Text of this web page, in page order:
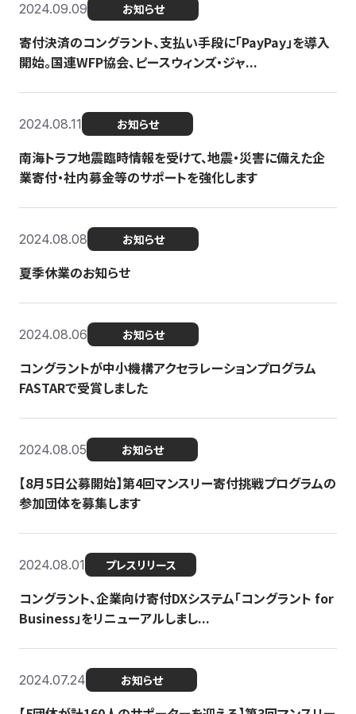
2024.09.09 お知らせ
寄付決済のコングラント、支払い手段に「PayPay」を導入
開始。国連WFP協会、ピースウィンズ・ジャ...
2024.08.11 お知らせ
南海トラフ地震臨時情報を受けて、地震・災害に備えた企
業寄付・社内募金等のサポートを強化します
2024.08.08 お知らせ
夏季休業のお知らせ
2024.08.06 お知らせ
コングラントが中小機構アクセラレーションプログラム
FASTARで受賞しました
2024.08.05 お知らせ
【8月5日公募開始】第4回マンスリー寄付挑戦プログラムの
参加団体を募集します
2024.08.01 プレスリリース
コングラント、企業向け寄付DXシステム「コングラント for
Business」をリニューアルしまし...
2024.07.24 お知らせ